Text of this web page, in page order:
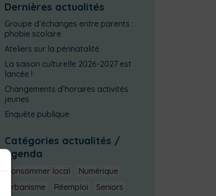
Dernières actualités
Groupe d’échanges entre parents :
phobie scolaire
Ateliers sur la périnatalité
La saison culturelle 2026-2027 est
lancée !
Changements d’horaires activités
jeunes
Enquête publique
Catégories actualités /
agenda
Consommer local
Numérique
Urbanisme
Réemploi
Seniors